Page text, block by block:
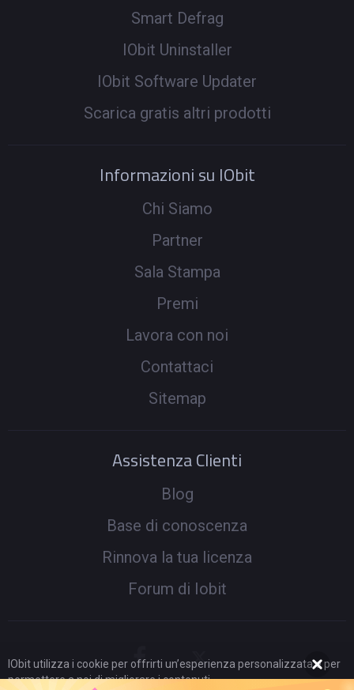
Smart Defrag
IObit Uninstaller
IObit Software Updater
Scarica gratis altri prodotti
Informazioni su IObit
Chi Siamo
Partner
Sala Stampa
Premi
Lavora con noi
Contattaci
Sitemap
Assistenza Clienti
Blog
Base di conoscenza
Rinnova la tua licenza
Forum di Iobit
IObit utilizza i cookie per offrirti un’esperienza personalizzata e per
permettere a noi di migliorare i contenuti.